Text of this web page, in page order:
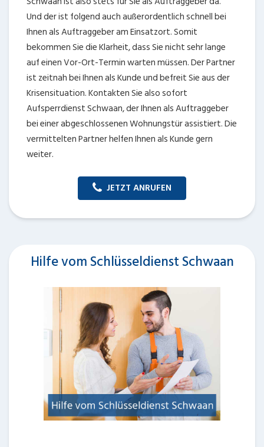
Und der ist folgend auch außerordentlich schnell bei
Ihnen als Auftraggeber am Einsatzort. Somit
bekommen Sie die Klarheit, dass Sie nicht sehr lange
auf einen Vor-Ort-Termin warten müssen. Der Partner
ist zeitnah bei Ihnen als Kunde und befreit Sie aus der
Krisensituation. Kontakten Sie also sofort
Aufsperrdienst Schwaan, der Ihnen als Auftraggeber
bei einer abgeschlossenen Wohnungstür assistiert. Die
vermittelten Partner helfen Ihnen als Kunde gern
weiter.
JETZT ANRUFEN
Hilfe vom Schlüsseldienst Schwaan